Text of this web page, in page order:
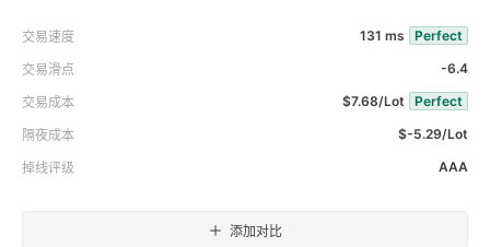
交易速度 131 ms Perfect
交易滑点 -6.4
交易成本 $7.68/Lot Perfect
隔夜成本 $-5.29/Lot
掉线评级 AAA
添加对比